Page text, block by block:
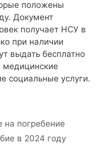
положены
Документ
получает НСУ в
при наличии
выдать бесплатно
медицинские
социальные услуги.
на погребение
в 2024 году